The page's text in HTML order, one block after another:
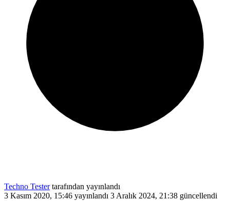
Techno Testertarafından yayınlandı
3 Kasım 2020, 15:46 yayınlandı 3 Aralık 2024, 21:38 güncellendi